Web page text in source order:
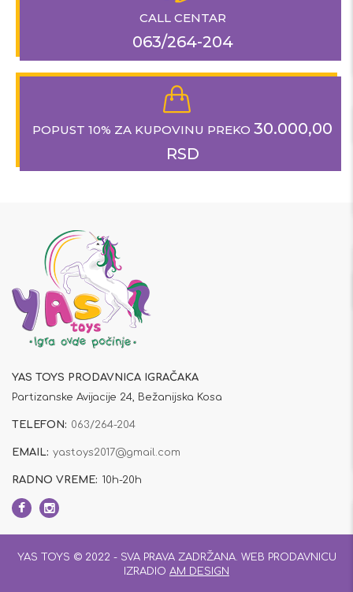
CALL CENTAR
063/264-204
POPUST 10% ZA KUPOVINU PREKO 30.000,00
RSD
YAS TOYS PRODAVNICA IGRAČAKA
Partizanske Avijacije 24, Bežanijska Kosa
TELEFON: 063/264-204
EMAIL: yastoys2017@gmail.com
RADNO VREME: 10h-20h
YAS TOYS © 2022 - SVA PRAVA ZADRŽANA. WEB PRODAVNICU
IZRADIO AM DESIGN